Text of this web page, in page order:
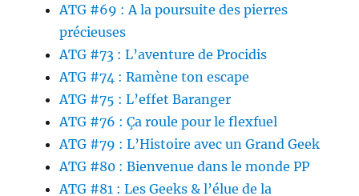
ATG #69 : A la poursuite des pierres
précieuses
ATG #73 : L’aventure de Procidis
ATG #74 : Ramène ton escape
ATG #75 : L’effet Baranger
ATG #76 : Ça roule pour le flexfuel
ATG #79 : L’Histoire avec un Grand Geek
ATG #80 : Bienvenue dans le monde PP
ATG #81 : Les Geeks & l’élue de la